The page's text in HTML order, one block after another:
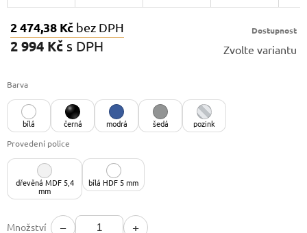
2 474,38 Kč bez DPH
2 994 Kč s DPH
Dostupnost
Zvolte variantu
Barva
bílá černá modrá šedá
pozink
Provedení police
dřevěná MDF 5,4
mm
bílá HDF 5 mm
Množství − +